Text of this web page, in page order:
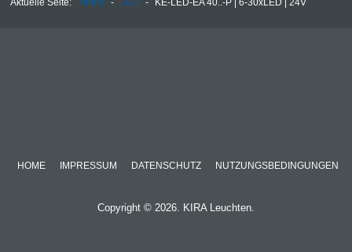
Aktuelle Seite: Home - LED - KE-LED-EA 40..-P | 6-30xLED | 24V
HOME IMPRESSUM DATENSCHUTZ NUTZUNGSBEDINGUNGEN
Copyright © 2026. KIRA Leuchten.